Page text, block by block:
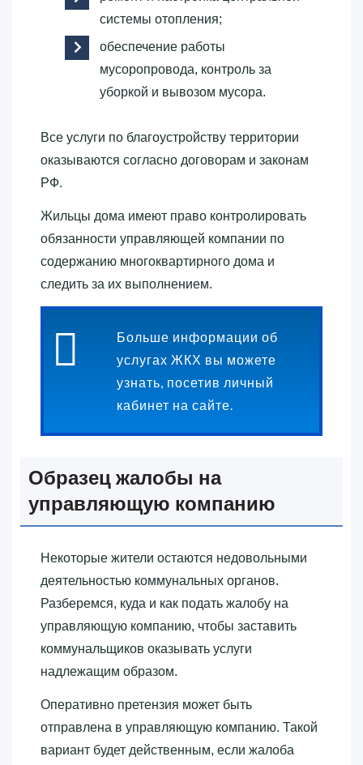
системы отопления;
обеспечение работы
мусоропровода, контроль за
уборкой и вывозом мусора.
Все услуги по благоустройству территории
оказываются согласно договорам и законам
РФ.
Жильцы дома имеют право контролировать
обязанности управляющей компании по
содержанию многоквартирного дома и
следить за их выполнением.
Больше информации об
услугах ЖКХ вы можете
узнать, посетив личный
кабинет на сайте.
Образец жалобы на
управляющую компанию
Некоторые жители остаются недовольными
деятельностью коммунальных органов.
Разберемся, куда и как подать жалобу на
управляющую компанию, чтобы заставить
коммунальщиков оказывать услуги
надлежащим образом.
Оперативно претензия может быть
отправлена в управляющую компанию. Такой
вариант будет действенным, если жалоба